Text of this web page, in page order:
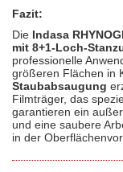
Fazit:
Die Indasa
mit 8+1-Loch-
professionelle
größeren Flächen in
Staubabsaugung
Filmträger, das
garantieren ein
und eine saubere
in der